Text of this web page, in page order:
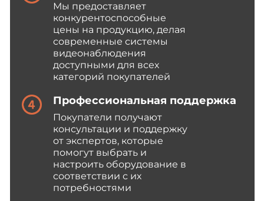
Мы предоставляет
конкурентоспособные
цены на продукцию, делая
современные системы
видеонаблюдения
доступными для всех
категорий покупателей
Профессиональная поддержка
Покупатели получают
консультации и поддержку
от экспертов, которые
помогут выбрать и
настроить оборудование в
соответствии с их
потребностями